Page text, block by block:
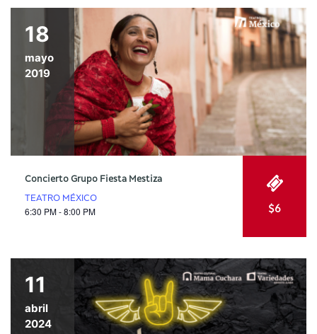
18
mayo
2019
Concierto Grupo Fiesta Mestiza
TEATRO MÉXICO
6:30 PM - 8:00 PM $6
11
abril
2024